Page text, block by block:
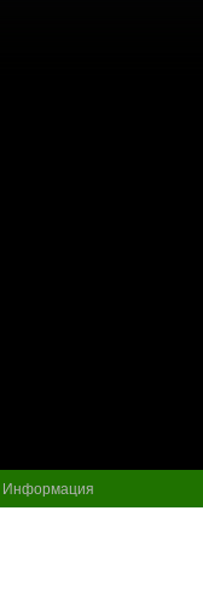
Информация